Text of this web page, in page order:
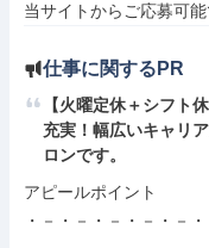
当サイトからご応募可
仕事に関するPR
【火曜定休＋シフト
充実！幅広いキャリ
ロンです。
アピールポイント
・－・－・－・－・－